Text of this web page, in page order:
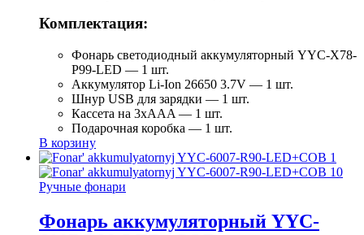
Комплектация:
Фонарь светодиодный аккумуляторный YYC-Х78-
Р99-LED — 1 шт.
Аккумулятор Li-Ion 26650 3.7V — 1 шт.
Шнур USB для зарядки — 1 шт.
Кассета на 3xAAA — 1 шт.
Подарочная коробка — 1 шт.
В корзину
Ручные фонари
Фонарь аккумуляторный YYC-